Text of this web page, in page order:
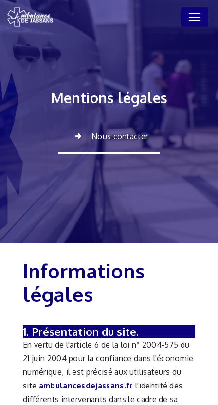
Mentions légales
Nous contacter
Informations
légales
1. Présentation du site.
En vertu de l'article 6 de la loi n° 2004-575 du
21 juin 2004 pour la confiance dans l'économie
numérique, il est précisé aux utilisateurs du
site ambulancesdejassans.fr l'identité des
différents intervenants dans le cadre de sa
Panneau de gestion des cookies